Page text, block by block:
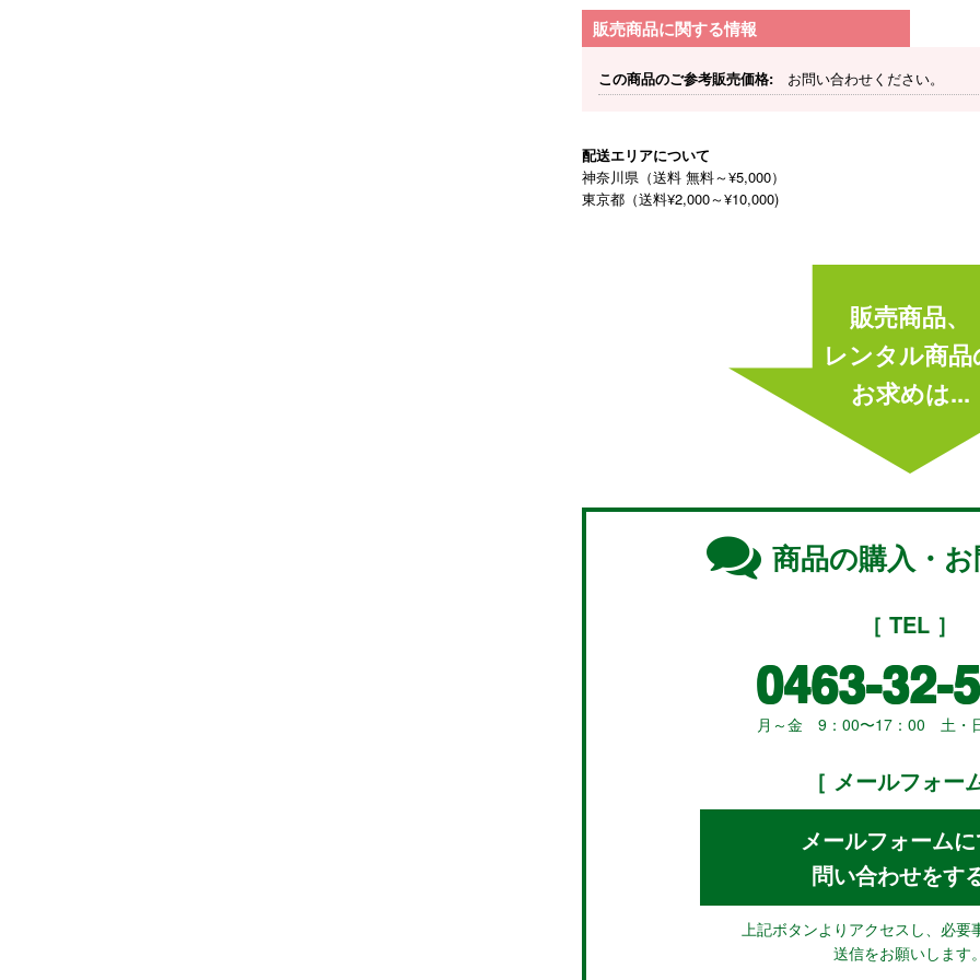
販売商品に関する情報
この商品のご参考販売価格: お問い合わせください。
配送エリアについて
神奈川県（送料 無料～¥5,000）
東京都（送料¥2,000～¥10,000)
販売商品、
レンタル商品
お求めは...
商品の購入・
［ TEL ］
0463-32-
月～金 9：00〜17：00 土・
［ メールフォー
メールフォーム
問い合わせをす
上記ボタンよりアクセスし、必要
送信をお願いします